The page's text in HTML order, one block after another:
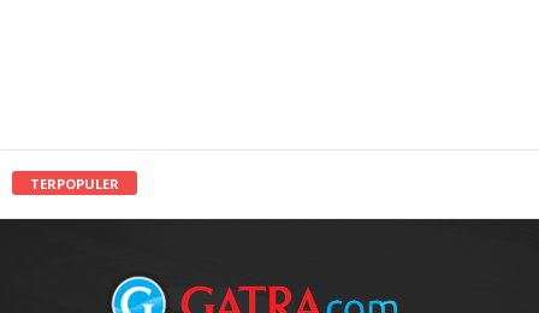
TERPOPULER